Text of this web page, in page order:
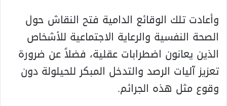
وأعادت تلك الوقائع الدامية فتح النقاش حول
الصحة النفسية والرعاية الاجتماعية للأشخاص
الذين يعانون اضطرابات عقلية، فضلاً عن ضرورة
تعزيز آليات الرصد والتدخل المبكر للحيلولة دون
وقوع مثل هذه الجرائم.